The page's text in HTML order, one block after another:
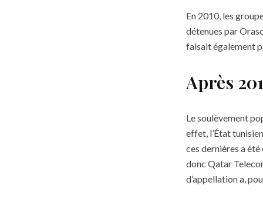
En 2010, les
détenues par
faisait également
Après
Le soulèvement
effet, l’État
ces dernières a
donc Qatar
d’appellation a,